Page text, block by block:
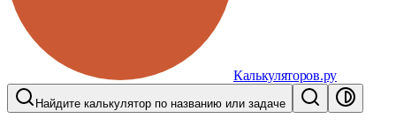
Калькуляторов.ру
Найдите калькулятор по названию или задаче